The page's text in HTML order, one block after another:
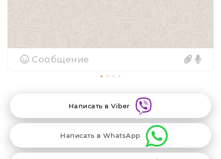
Сообщение
Написать в Viber
Написать в WhatsApp